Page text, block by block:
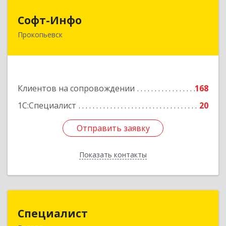
Софт-Инфо
Прокопьевск
Клиентов на сопровождении
168
1С:Специалист
20
Отправить заявку
Показать контакты
653039, Кемеровская область - Кузбасс,
Подробнее
Отправить заявку
Назад
Специалист